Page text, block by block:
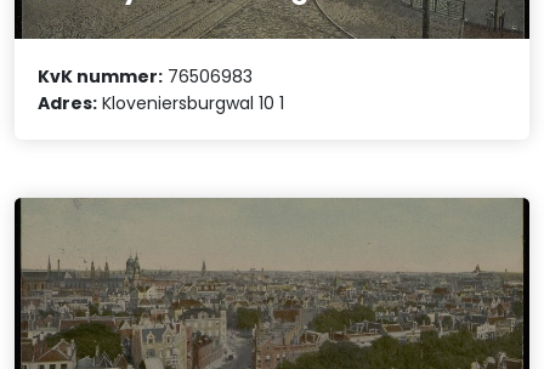
KvK nummer: 76506983
Adres: Kloveniersburgwal 10 1